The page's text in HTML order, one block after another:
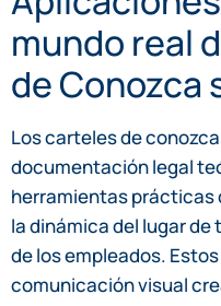
mundo real
de Conozca
Los carteles de
documentación legal
herramientas
la dinámica del lugar
de los empleados.
comunicación visual